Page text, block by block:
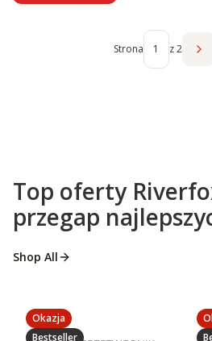
Strona z 2
Top oferty
przegap
Shop All
Okazja
Bestseller